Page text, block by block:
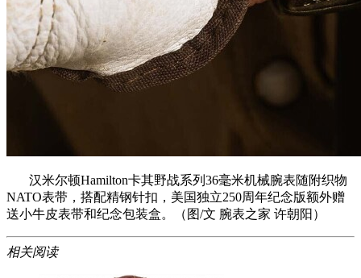
汉米尔顿Hamilton卡其野战系列36毫米机械腕表随附织物
NATO表带，搭配精钢针扣，美国独立250周年纪念版额外赠
送小牛皮表带和纪念包装盒。（图/文 腕表之家 许朝阳）
相关阅读